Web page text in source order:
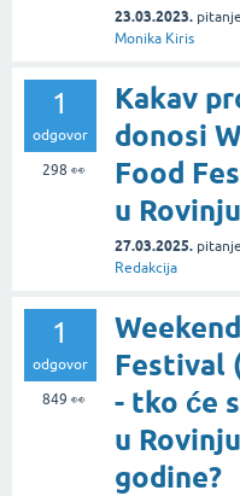
23.03.2023. pitanje
Monika Kiris
1
odgovor
298 👀
Kakav
donosi
Food
u
27.03.2025. pitanje
Redakcija
1
odgovor
849 👀
Festival
- tko će
u
godine?